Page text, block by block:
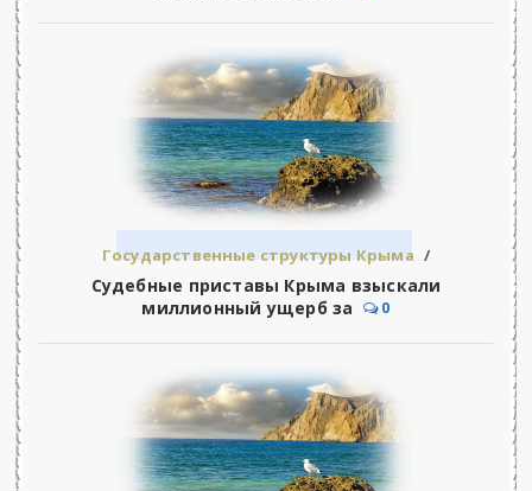
Государственные структуры Крыма /
Управление Федеральной Службы Судебных
Приставов
Судебные приставы Крыма взыскали
миллионный ущерб за
0